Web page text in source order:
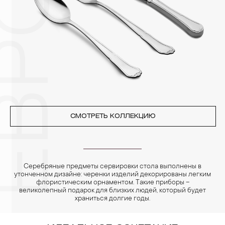
Особенно беречь от воздействия влаги, необходимо
позолоченные изделия. Также высокую влажность плохо
переносят жемчуг, бирюза, малахит и янтарь.
4. Специалисты обычно рекомендуют чистить украшения не
реже одного раза в месяц, а также регулярно протирать их
фланелевой или замшевой салфеткой.
СМОТРЕТЬ КОЛЛЕКЦИЮ
Серебряные предметы сервировки стола выполнены в
утонченном дизайне: черенки изделий декорированы легким
флористическим орнаментом. Такие приборы –
великолепный подарок для близких людей, который будет
храниться долгие годы.